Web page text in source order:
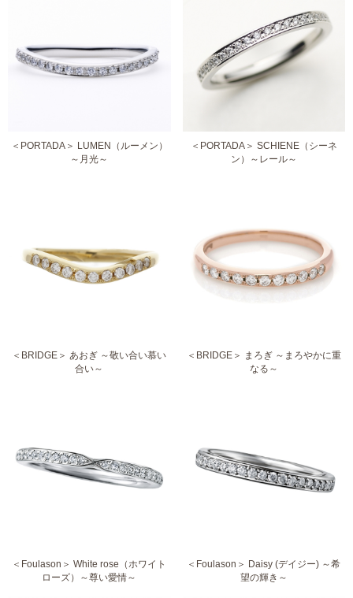
＜PORTADA＞ LUMEN（ルーメン）
～月光～
＜PORTADA＞ SCHIENE（シーネ
ン）～レール～
＜BRIDGE＞ あおぎ ～敬い合い慕い
合い～
＜BRIDGE＞ まろぎ ～まろやかに重
なる～
＜Foulason＞ White rose（ホワイト
ローズ）～尊い愛情～
＜Foulason＞ Daisy (デイジー) ～希
望の輝き～